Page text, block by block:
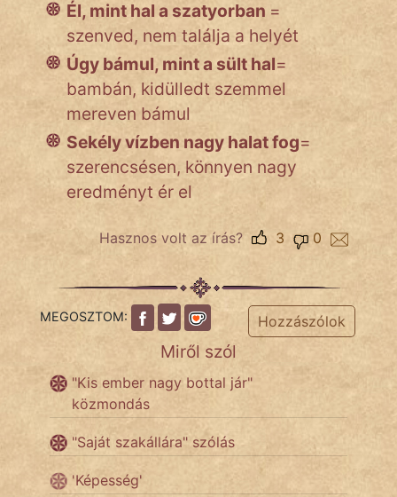
És
TÖRTÉNELEM
Népszerű szerzőink:
cinege
fantom
Jób Gedeon
Láron Ádám
vörös ördög
nagyöreg
NapHold
Név nélkül
Él, mint hal a szatyorban =
szenved, nem találja a helyét
Úgy bámul, mint a sült hal=
bambán, kidülledt szemmel
mereven bámul
Sekély vízben nagy halat fog=
szerencsésen, könnyen nagy
eredményt ér el
Hasznos volt az írás? 0
3
MEGOSZTOM: Hozzászólok
Miről szól
"Kis ember nagy bottal jár"
közmondás
"Saját szakállára" szólás
'Képesség'